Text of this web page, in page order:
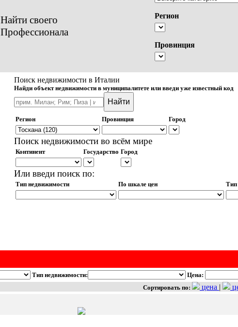
Найти своего
Профессионала
Регион
Провинция
Поиск недвижимости в Италии
Найди объект недвижимости в муниципалитете или введи уже известный код
Регион Провинция Город
Поиск недвижимости во всём мире
Континент Государство Город
Или введи поиск по:
Тип недвижимости По шкале цен Тип
Тип недвижимости:
Цена:
Сортировать по:
цена |